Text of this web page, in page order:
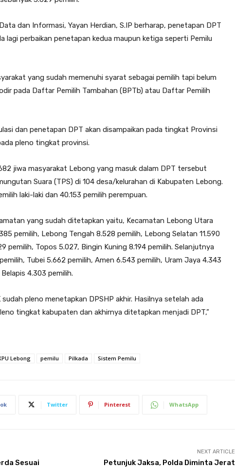
dan Informasi, Yayan Herdian, S.IP berharap, penetapan DPT
lagi perbaikan penetapan kedua maupun ketiga seperti Pemilu
yang sudah memenuhi syarat sebagai pemilih tapi belum
pada Daftar Pemilih Tambahan (BPTb) atau Daftar Pemilih
dan penetapan DPT akan disampaikan pada tingkat Provinsi
pleno tingkat provinsi.
jiwa masyarakat Lebong yang masuk dalam DPT tersebut
Suara (TPS) di 104 desa/kelurahan di Kabupaten Lebong.
laki-laki dan 40.153 pemilih perempuan.
yang sudah ditetapkan yaitu, Kecamatan Lebong Utara
pemilih, Lebong Tengah 8.528 pemilih, Lebong Selatan 11.590
pemilih, Topos 5.027, Bingin Kuning 8.194 pemilih. Selanjutnya
Tubei 5.662 pemilih, Amen 6.543 pemilih, Uram Jaya 4.343
4.303 pemilih.
pleno menetapkan DPSHP akhir. Hasilnya setelah ada
tingkat kabupaten dan akhirnya ditetapkan menjadi DPT,”
Lebong pemilu Pilkada Sistem Pemilu
Twitter Pinterest WhatsApp
Sesuai
NEXT ARTICLE
Petunjuk Jaksa, Polda Diminta Jerat